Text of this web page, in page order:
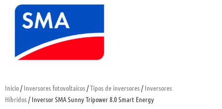
Inicio/ Inversores fotovoltaicos/Tipos de inversores/ Inversores
Híbridos/ Inversor SMA Sunny Tripower 8.0 Smart Energy